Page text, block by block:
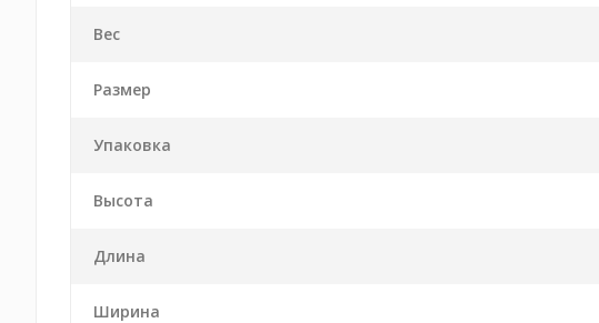
Вес
Размер
Упаковка
Высота
Длина
Ширина